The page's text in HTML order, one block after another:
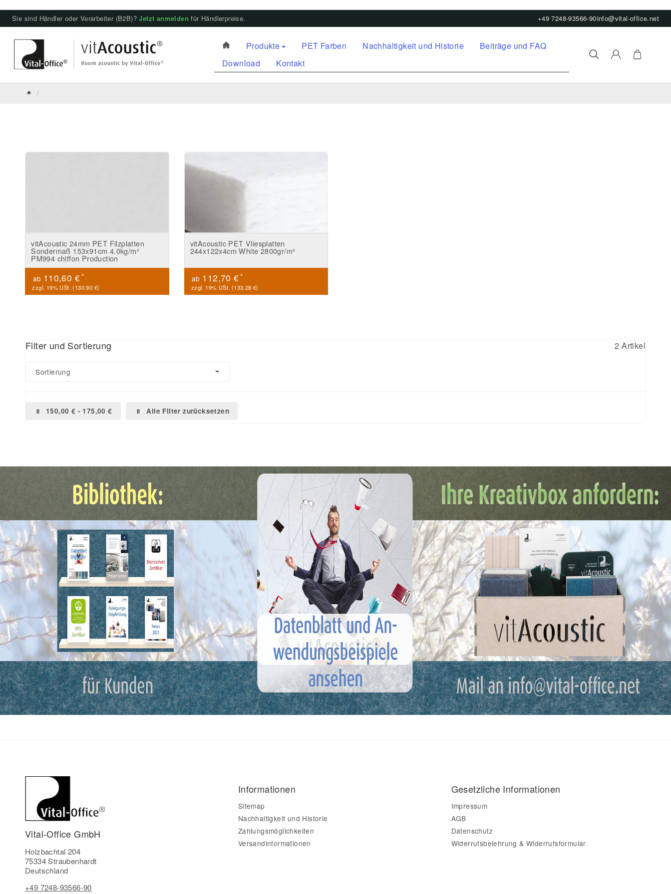
Sie sind Händler oder Verarbeiter (B2B)?Jetzt anmelden für Händlerpreise. +49 7248-93566-90info@vital-office.net
Produkte PET Farben Nachhaltigkeit und Historie
Beiträge und FAQ
Download
Kontakt
/
vitAcoustic 24mm PET Filzplatten
Sondermaß 153x91cm 4.0kg/m²
PM994 chiffon Production
ab 110,60 €*
zzgl. 19% USt. (130.90 €)
vitAcoustic PET Vliesplatten
244x122x4cm White 2800gr/m²
ab 112,70 €*
zzgl. 19% USt. (133.28 €)
Filter und Sortierung 2 Artikel
Sortierung
150,00 € - 175,00 € Alle Filter zurücksetzen
Vital-Office GmbH
Holzbachtal 204
75334 Straubenhardt
Deutschland
+49 7248-93566-90
Informationen
Sitemap
Nachhaltigkeit und Historie
Zahlungsmöglichkeiten
Versandinformationen
Gesetzliche Informationen
Impressum
AGB
Datenschutz
Widerrufsbelehrung & Widerrufsformular